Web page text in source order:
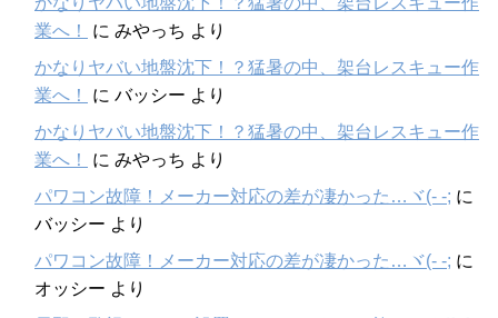
業へ！
に みやっち より
かなりヤバい地盤沈下！？猛暑の中、架台レスキュー作
業へ！
に バッシー より
かなりヤバい地盤沈下！？猛暑の中、架台レスキュー作
業へ！
に みやっち より
パワコン故障！メーカー対応の差が凄かった…ヾ(- -; に
バッシー より
パワコン故障！メーカー対応の差が凄かった…ヾ(- -; に
オッシー より